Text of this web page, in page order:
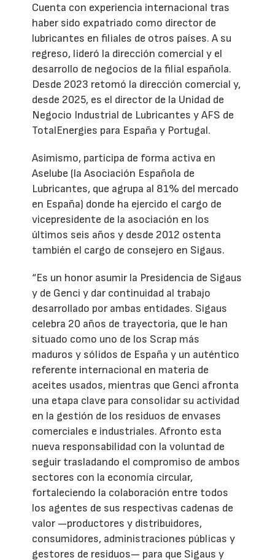
Cuenta con experiencia internacional tras
haber sido expatriado como director de
lubricantes en filiales de otros países. A su
regreso, lideró la dirección comercial y el
desarrollo de negocios de la filial española.
Desde 2023 retomó la dirección comercial y,
desde 2025, es el director de la Unidad de
Negocio Industrial de Lubricantes y AFS de
TotalEnergies para España y Portugal.
Asimismo, participa de forma activa en
Aselube (la Asociación Española de
Lubricantes, que agrupa al 81% del mercado
en España) donde ha ejercido el cargo de
vicepresidente de la asociación en los
últimos seis años y desde 2012 ostenta
también el cargo de consejero en Sigaus.
“Es un honor asumir la Presidencia de Sigaus
y de Genci y dar continuidad al trabajo
desarrollado por ambas entidades. Sigaus
celebra 20 años de trayectoria, que le han
situado como uno de los Scrap más
maduros y sólidos de España y un auténtico
referente internacional en materia de
aceites usados, mientras que Genci afronta
una etapa clave para consolidar su actividad
en la gestión de los residuos de envases
comerciales e industriales. Afronto esta
nueva responsabilidad con la voluntad de
seguir trasladando el compromiso de ambos
sectores con la economía circular,
fortaleciendo la colaboración entre todos
los agentes de sus respectivas cadenas de
valor —productores y distribuidores,
consumidores, administraciones públicas y
gestores de residuos— para que Sigaus y